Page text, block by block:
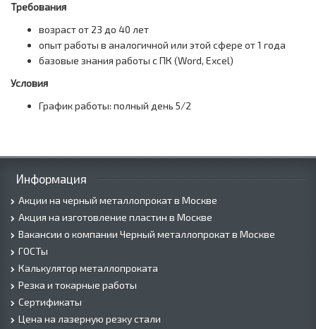
Требования
возраст от 23 до 40 лет
опыт работы в аналогичной или этой сфере от 1 года
базовые знания работы с ПК (Word, Excel)
Условия
График работы: полный день 5/2
Информация
Акции на черный металлопрокат в Москве
Акция на изготовление пластин в Москве
Вакансии о компании Черный металлопрокат в Москве
ГОСТы
Калькулятор металлопроката
Резка и токарные работы
Сертификаты
Цена на лазерную резку стали